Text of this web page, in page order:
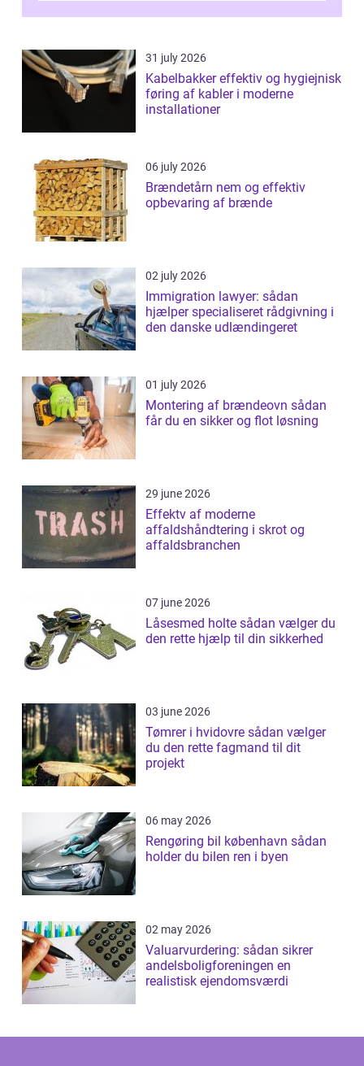
31 july 2026
Kabelbakker effektiv og hygiejnisk
føring af kabler i moderne
installationer
06 july 2026
Brændetårn nem og effektiv
opbevaring af brænde
02 july 2026
Immigration lawyer: sådan
hjælper specialiseret rådgivning i
den danske udlændingeret
01 july 2026
Montering af brændeovn sådan
får du en sikker og flot løsning
29 june 2026
Effektv af moderne
affaldshåndtering i skrot og
affaldsbranchen
07 june 2026
Låsesmed holte sådan vælger du
den rette hjælp til din sikkerhed
03 june 2026
Tømrer i hvidovre sådan vælger
du den rette fagmand til dit
projekt
06 may 2026
Rengøring bil københavn sådan
holder du bilen ren i byen
02 may 2026
Valuarvurdering: sådan sikrer
andelsboligforeningen en
realistisk ejendomsværdi